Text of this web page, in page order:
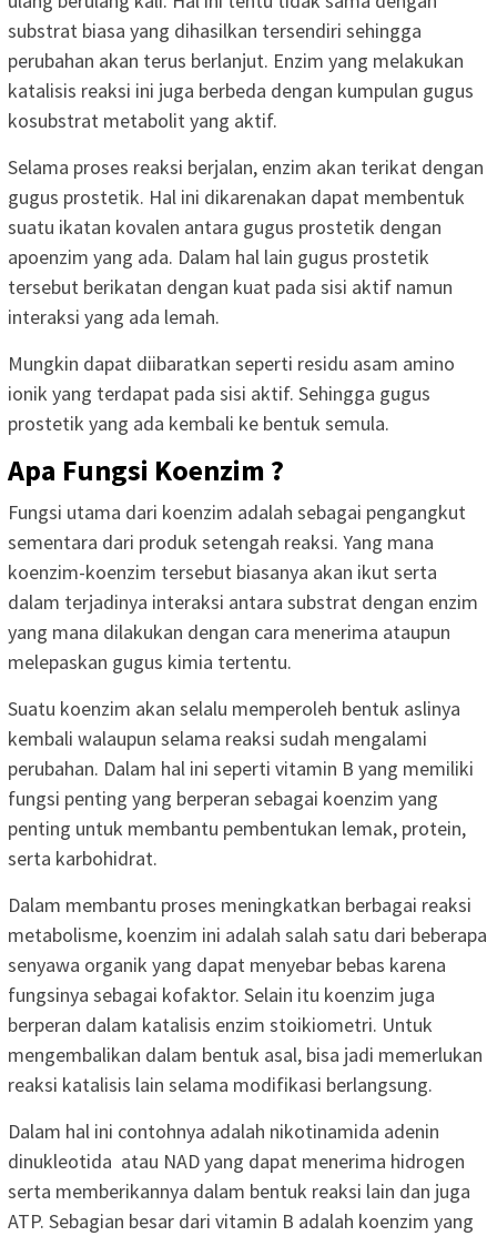
substrat biasa yang dihasilkan tersendiri sehingga
perubahan akan terus berlanjut. Enzim yang melakukan
katalisis reaksi ini juga berbeda dengan kumpulan gugus
kosubstrat metabolit yang aktif.
Selama proses reaksi berjalan, enzim akan terikat dengan
gugus prostetik. Hal ini dikarenakan dapat membentuk
suatu ikatan kovalen antara gugus prostetik dengan
apoenzim yang ada. Dalam hal lain gugus prostetik
tersebut berikatan dengan kuat pada sisi aktif namun
interaksi yang ada lemah.
Mungkin dapat diibaratkan seperti residu asam amino
ionik yang terdapat pada sisi aktif. Sehingga gugus
prostetik yang ada kembali ke bentuk semula.
Apa Fungsi Koenzim ?
Fungsi utama dari koenzim adalah sebagai pengangkut
sementara dari produk setengah reaksi. Yang mana
koenzim-koenzim tersebut biasanya akan ikut serta
dalam terjadinya interaksi antara substrat dengan enzim
yang mana dilakukan dengan cara menerima ataupun
melepaskan gugus kimia tertentu.
Suatu koenzim akan selalu memperoleh bentuk aslinya
kembali walaupun selama reaksi sudah mengalami
perubahan. Dalam hal ini seperti vitamin B yang memiliki
fungsi penting yang berperan sebagai koenzim yang
penting untuk membantu pembentukan lemak, protein,
serta karbohidrat.
Dalam membantu proses meningkatkan berbagai reaksi
metabolisme, koenzim ini adalah salah satu dari beberapa
senyawa organik yang dapat menyebar bebas karena
fungsinya sebagai kofaktor. Selain itu koenzim juga
berperan dalam katalisis enzim stoikiometri. Untuk
mengembalikan dalam bentuk asal, bisa jadi memerlukan
reaksi katalisis lain selama modifikasi berlangsung.
Dalam hal ini contohnya adalah nikotinamida adenin
dinukleotida atau NAD yang dapat menerima hidrogen
serta memberikannya dalam bentuk reaksi lain dan juga
ATP. Sebagian besar dari vitamin B adalah koenzim yang